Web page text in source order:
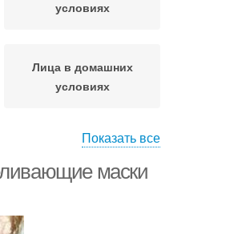
условиях
Лица в домашних
условиях
Показать все
маски